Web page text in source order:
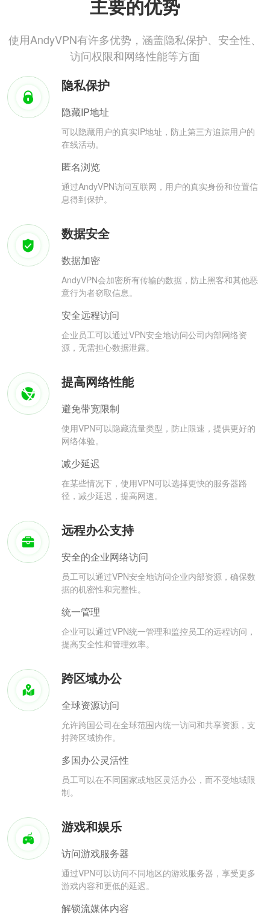
主要的优势
使用AndyVPN有许多优势，涵盖隐私保护、安全性、
访问权限和网络性能等方面
隐私保护
隐藏IP地址
可以隐藏用户的真实IP地址，防止第三方追踪用户的
在线活动。
匿名浏览
通过AndyVPN访问互联网，用户的真实身份和位置信
息得到保护。
数据安全
数据加密
AndyVPN会加密所有传输的数据，防止黑客和其他恶
意行为者窃取信息。
安全远程访问
企业员工可以通过VPN安全地访问公司内部网络资
源，无需担心数据泄露。
提高网络性能
避免带宽限制
使用VPN可以隐藏流量类型，防止限速，提供更好的
网络体验。
减少延迟
在某些情况下，使用VPN可以选择更快的服务器路
径，减少延迟，提高网速。
远程办公支持
安全的企业网络访问
员工可以通过VPN安全地访问企业内部资源，确保数
据的机密性和完整性。
统一管理
企业可以通过VPN统一管理和监控员工的远程访问，
提高安全性和管理效率。
跨区域办公
全球资源访问
允许跨国公司在全球范围内统一访问和共享资源，支
持跨区域协作。
多国办公灵活性
员工可以在不同国家或地区灵活办公，而不受地域限
制。
游戏和娱乐
访问游戏服务器
通过VPN可以访问不同地区的游戏服务器，享受更多
游戏内容和更低的延迟。
解锁流媒体内容